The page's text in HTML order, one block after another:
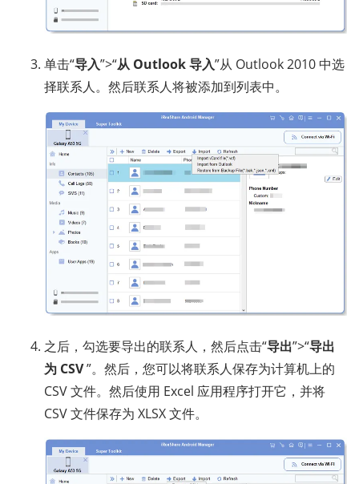
单击“导入”>“从 Outlook 导入”从 Outlook 2010 中选
择联系人。然后联系人将被添加到列表中。
之后，勾选要导出的联系人，然后点击“导出”>“导出
为 CSV”。然后，您可以将联系人保存为计算机上的
CSV 文件。然后使用 Excel 应用程序打开它，并将
CSV 文件保存为 XLSX 文件。